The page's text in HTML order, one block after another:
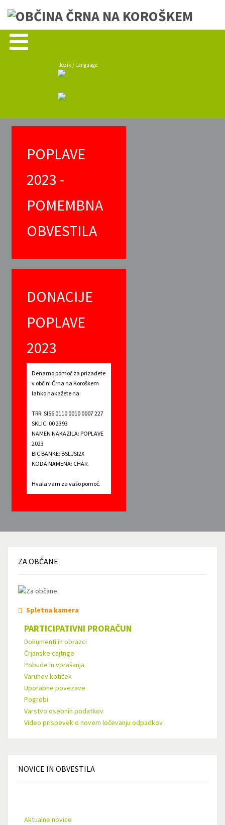
Jezik / Language
POPLAVE
2023 -
POMEMBNA
OBVESTILA
DONACIJE
POPLAVE
2023
Denarno pomoč za prizadete
v občini Črna na Koroškem
lahko nakažete na:
TRR: SI56 0110 0010 0007 227
SKLIC: 00 2393
NAMEN NAKAZILA: POPLAVE
2023
BIC BANKE: BSLJSI2X
KODA NAMENA: CHAR.
Hvala vam za vašo pomoč.
ZAOBČANE
Spletna kamera
PARTICIPATIVNI PRORAČUN
Dokumenti in obrazci
Črjanske cajtnge
Pobude in vprašanja
Varuhov kotiček
Uporabne povezave
Pogrebi
Varstvo osebnih podatkov
Video prispevek o novem ločevanju odpadkov
NOVICE IN OBVESTILA
Aktualne novice